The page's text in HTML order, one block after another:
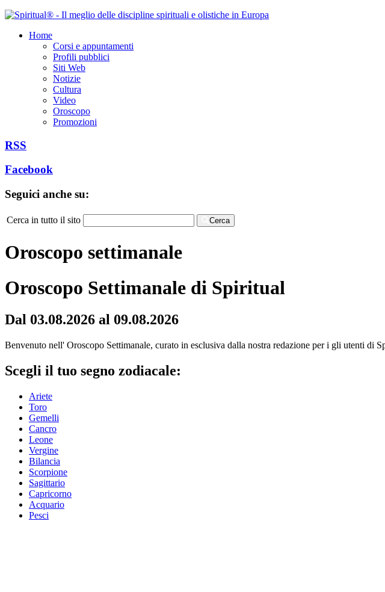
Home
Corsi e appuntamenti
Profili pubblici
Siti Web
Notizie
Cultura
Video
Oroscopo
Promozioni
RSS
Facebook
Seguici anche su:
Cerca in tutto il sito Cerca
Oroscopo settimanale
Oroscopo Settimanale di Spiritual
Dal 03.08.2026 al 09.08.2026
Benvenuto nell' Oroscopo Settimanale, curato in esclusiva dalla nostra redazione per i gli utenti di
Scegli il tuo segno zodiacale:
Ariete
Toro
Gemelli
Cancro
Leone
Vergine
Bilancia
Scorpione
Sagittario
Capricorno
Acquario
Pesci